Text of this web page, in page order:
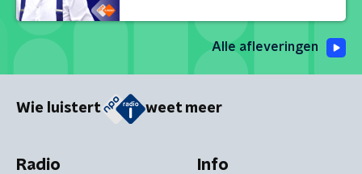
Alle afleveringen
Wie luistert weet meer
Radio Info